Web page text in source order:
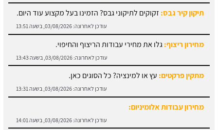
מחירון ריצוף:גלו את מחירי עבודות הריצוף והחיפוי.
עודכן לאחרונה: 03/08/2026, בשעה 13:43
מתקין פרקטים:עץ או למינציה? כל הסוגים כאן.
עודכן לאחרונה:03/08/2026, בשעה 13:31
מחירון עבודות אלומיניום:
עודכן לאחרונה: 03/08/2026, בשעה 14:01
חוזה קבלן שלד:מידע והורדת הסכם מול קבלן שלד.
עודכן לאחרונה: 03/08/2026, בשעה 13:57